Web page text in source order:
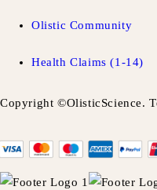
Olistic Community
Health Claims (1-14)
Copyright ©OlisticScience.